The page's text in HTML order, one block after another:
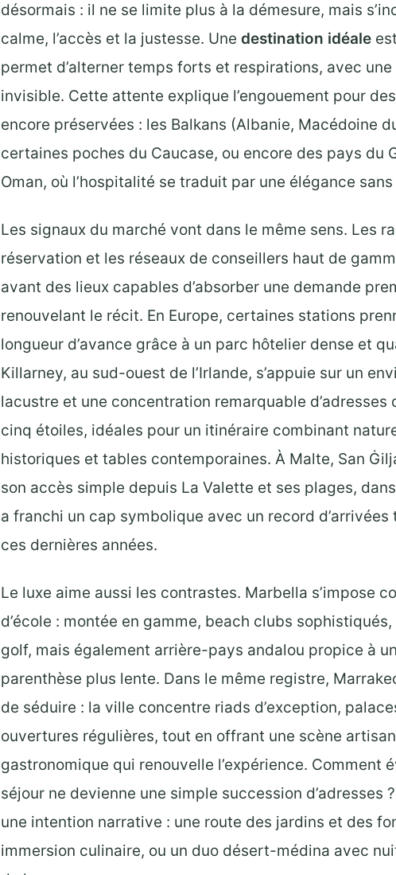
désormais : il ne se limite plus à la démesure, mais
calme, l’accès et la justesse. Une destination idéale
permet d’alterner temps forts et respirations, avec
invisible. Cette attente explique l’engouement pour
encore préservées : les Balkans (Albanie, Macédoine
certaines poches du Caucase, ou encore des pays du
Oman, où l’hospitalité se traduit par une élégance
Les signaux du marché vont dans le même sens. Les
réservation et les réseaux de conseillers haut de
avant des lieux capables d’absorber une demande
renouvelant le récit. En Europe, certaines stations
longueur d’avance grâce à un parc hôtelier dense et
Killarney, au sud-ouest de l’Irlande, s’appuie sur un
lacustre et une concentration remarquable d’adresses
cinq étoiles, idéales pour un itinéraire combinant
historiques et tables contemporaines. À Malte, San
son accès simple depuis La Valette et ses plages,
a franchi un cap symbolique avec un record d’arrivées
ces dernières années.
Le luxe aime aussi les contrastes. Marbella s’impose
d’école : montée en gamme, beach clubs
golf, mais également arrière-pays andalou propice à
parenthèse plus lente. Dans le même registre,
de séduire : la ville concentre riads d’exception,
ouvertures régulières, tout en offrant une scène
gastronomique qui renouvelle l’expérience. Comment
séjour ne devienne une simple succession d’adresses
une intention narrative : une route des jardins et des
immersion culinaire, ou un duo désert-médina avec